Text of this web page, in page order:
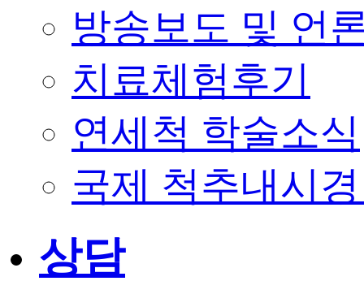
방송보도 및 언
치료체험후기
연세척 학술소식
국제 척추내시
상담